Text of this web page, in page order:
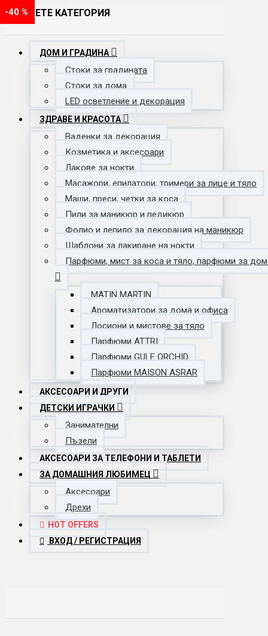
ИЗБЕРЕТЕ КАТЕГОРИЯ
ДОМ И ГРАДИНА
Стоки за градината
Стоки за дома
LED осветление и декорация
ЗДРАВЕ И КРАСОТА
Ваденки за декорация
Козметика и аксесоари
Лакове за нокти
Масажори, епилатори, тримери за лице и тяло
Маши, преси, четки за коса
Пили за маникюр и педикюр
Фолио и лепило за декорация на маникюр
Шаблони за лакиране на нокти
Парфюми, мист за коса и тяло, парфюми за
MATIN MARTIN
Ароматизатори за дома и офиса
Лосиони и мистове за тяло
Парфюми ATTRI
Парфюми GULF ORCHID
Парфюми MAISON ASRAR
АКСЕСОАРИ И ДРУГИ
ДЕТСКИ ИГРАЧКИ
Занимателни
Пъзели
АКСЕСОАРИ ЗА ТЕЛЕФОНИ И ТАБЛЕТИ
ЗА ДОМАШНИЯ ЛЮБИМЕЦ
Аксесоари
Дрехи
HOT OFFERS
ВХОД / РЕГИСТРАЦИЯ
-40 %
-21 %
-41 %
-23 %
-40 %